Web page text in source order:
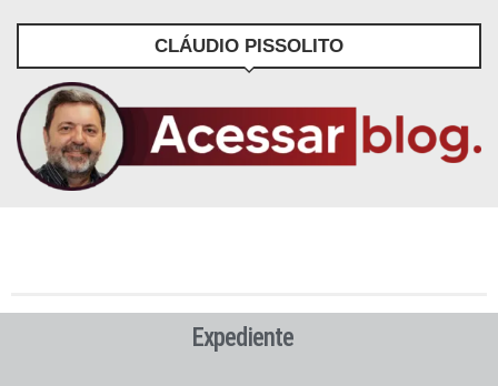
CLÁUDIO PISSOLITO
Expediente